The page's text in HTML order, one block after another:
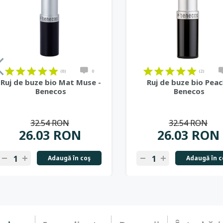
(0) 0
Ruj de buze bio Mat Muse -
Benecos
26.03 RON
32.54 RON
Adaugă în coş
(2)
Ruj de buze bio
Benecos
26.03 RON
32.54 RON
Adaugă în
+
- +
-
on
on on
on on
on on
on on
on on
on on
on on
on on
on